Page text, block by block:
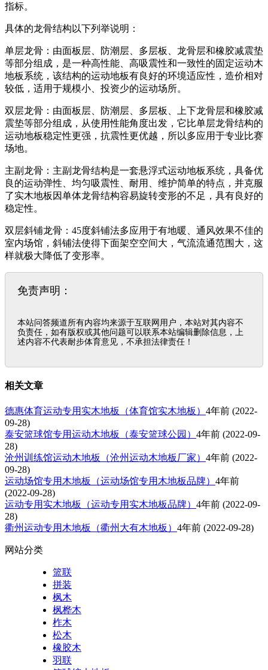
指标。
具体的龙骨结构以下列举说明：
单层龙骨：由面板层、防潮层、多层板、龙骨层和橡胶减震垫
等部分组成，是一种高性能、高吸震性和一致性的固定运动木
地板系统，该结构的运动地板有良好的环境适应性，造价相对
较低，适用于规模小、投资少的运动场所。
双层龙骨：由面板层、防潮层、多层板、上下龙骨层和橡胶减
震垫等部分组成，从使用性能角度出发，它比单层龙骨结构的
运动地板稳定性更强，抗震性更优越，所以多应用于专业比赛
场地。
主副龙骨：主副龙骨结构是一套悬浮式运动地板系统，具备优
良的运动弹性、均匀吸震性、耐用、维护简单的特点，并克服
了实木地板因单体龙骨结构容易旋转变形的不足，具有良好的
稳定性。
双层斜铺龙骨：45度斜铺法多应用于有地暖、通风效果不佳的
室内场馆，斜铺法使得下面架空空间大，气流流通范围大，这
样就极大降低了变形率。
免责声明：
本站问答频道所有内容均来源于互联网用户，本站对其内容不
负责任，如有版权或其他问题可以联系本站编辑删除信息，上
述内容不代表耐步体育意见，不承担法律责任！
相关文章
德惠体育运动专用实木地板（体育馆实木地板） 4年前 (2022-
09-28)
泰安篮球馆专用运动木地板（泰安篮球公园） 4年前 (2022-09-
28)
沧州训练馆运动木地板（沧州运动木地板厂家） 4年前 (2022-
09-28)
运动场馆专用木地板（运动场馆专用木地板品牌） 4年前
(2022-09-28)
运动专用实木地板（运动专用实木地板品牌） 4年前 (2022-09-
28)
衢州运动专用木地板（衢州大有木地板） 4年前 (2022-09-28)
网站分类
篮联
拼装
枫木
枫桦木
柞木
松木
橡胶木
羽联